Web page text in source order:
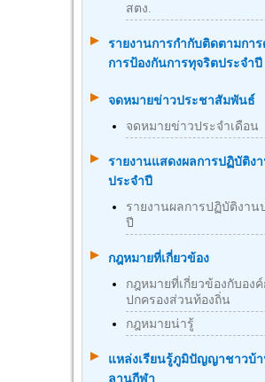
สตง.
รายงานการกำกับติดตามกา
การป้องกันการทุจริตประจำปี
จดหมายข่าวประชาสัมพันธ์
จดหมายข่าวประจำเดือน
รายงานแสดงผลการปฏิบัติง
ประจำปี
รายงานผลการปฏิบัติงาน
ปี
กฎหมายที่เกี่ยวข้อง
กฎหมายที่เกี่ยวข้องกับองค์
ปกครองส่วนท้องถิ่น
กฎหมายน่ารู้
แหล่งเรียนรู้ภูมิปัญญาชาวบ้
ลานกีฬา